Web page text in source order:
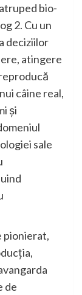
bio-
2. Cu un
deciziilor
atingere
câine real,
și
sale
pionierat,
de